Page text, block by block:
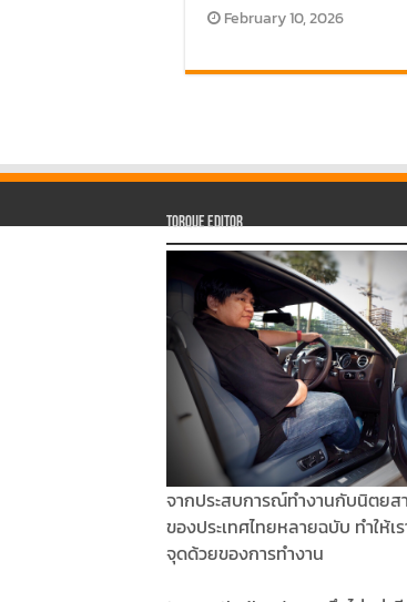
February 10, 2026
Torque Editor
จากประสบการณ์ทำงานกับนิตยส
ของประเทศไทยหลายฉบับ ทำให้
จุดด้วยของการทำงาน